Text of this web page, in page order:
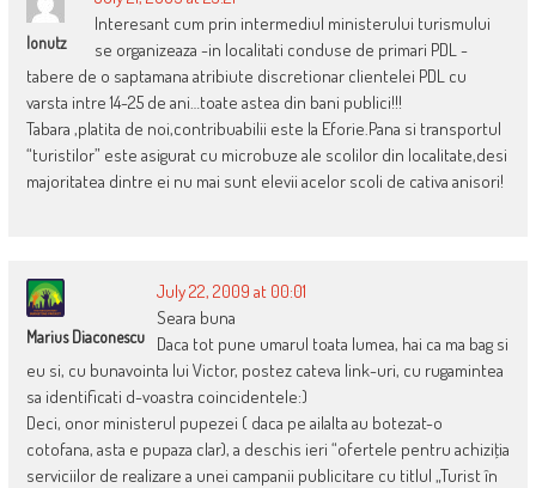
Ionutz
Interesant cum prin intermediul ministerului turismului
se organizeaza -in localitati conduse de primari PDL -
tabere de o saptamana atribiute discretionar clientelei PDL cu
varsta intre 14-25 de ani…toate astea din bani publici!!!
Tabara ,platita de noi,contribuabilii este la Eforie.Pana si transportul
“turistilor” este asigurat cu microbuze ale scolilor din localitate,desi
majoritatea dintre ei nu mai sunt elevii acelor scoli de cativa anisori!
Marius Diaconescu
July 22, 2009 at 00:01
Seara buna
Daca tot pune umarul toata lumea, hai ca ma bag si
eu si, cu bunavointa lui Victor, postez cateva link-uri, cu rugamintea
sa identificati d-voastra coincidentele:)
Deci, onor ministerul pupezei ( daca pe ailalta au botezat-o
cotofana, asta e pupaza clar), a deschis ieri “ofertele pentru achiziţia
serviciilor de realizare a unei campanii publicitare cu titlul „Turist în